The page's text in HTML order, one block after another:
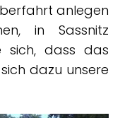
anlegen
in Sassnitz
sich, dass das
dazu unsere